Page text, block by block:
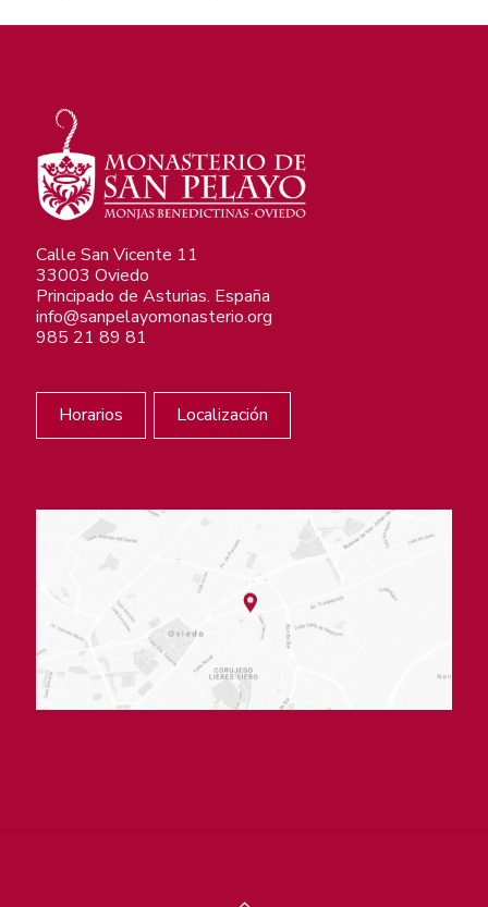
Calle San Vicente 11
33003 Oviedo
Principado de Asturias. España
info@sanpelayomonasterio.org
985 21 89 81
Horarios Localización